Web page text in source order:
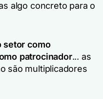
algo concreto para o
setor como
patrocinador... as
são multiplicadores